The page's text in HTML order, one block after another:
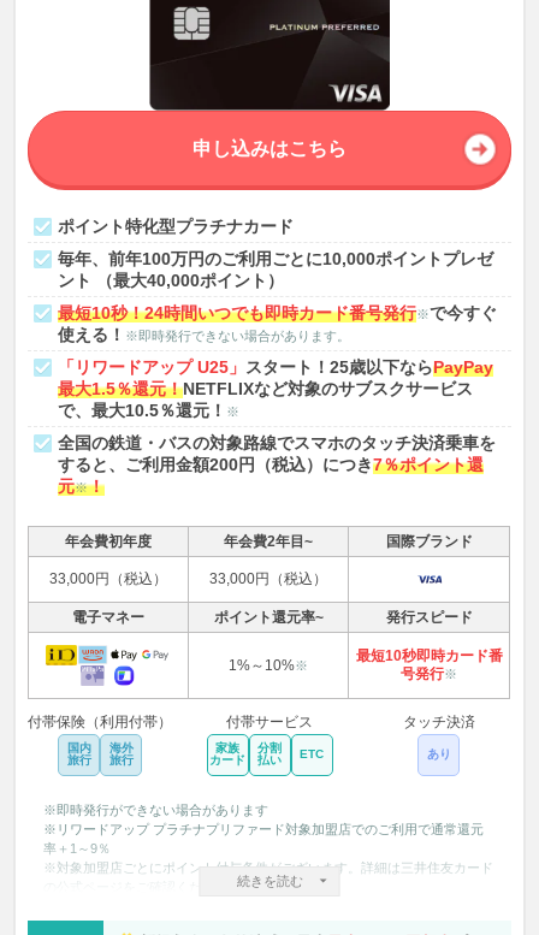
ポイント特化型プラチナカード
毎年、前年100万円のご利用ごとに10,000ポイントプレゼ
ント （最大40,000ポイント）
最短10秒！24時間いつでも即時カード番号発行※で今すぐ
使える！ ※即時発行できない場合があります。
「リワードアップ U25」 スタート！25歳以下ならPayPay
最大1.5％還元！NETFLIXなど対象のサブスクサービス
で、最大10.5％還元！ ※
全国の鉄道・バスの対象路線でスマホのタッチ決済乗車を
すると、ご利用金額200円（税込）につき7％ポイント還
元※！
申し込みはこちら
年会費初年度 年会費2年目~ 国際ブランド
33,000円（税込） 33,000円（税込）
電子マネー ポイント還元率~ 発行スピード
1%～10%※
最短10秒即時カード番
号発行※
付帯保険（利用付帯）
国内
旅行
海外
旅行
付帯サービス
家族
カード
分割
払い
ETC
タッチ決済
あり
続きを読む
※即時発行ができない場合があります
※リワードアップ プラチナプリファード対象加盟店でのご利用で通常還元
率＋1～9％
※対象加盟店ごとにポイント付与条件がございます。詳細は三井住友カード
の公式ページをご確認ください。
※カード現物のタッチ決済、iD、カードの差し込み、磁気取引は対象外で